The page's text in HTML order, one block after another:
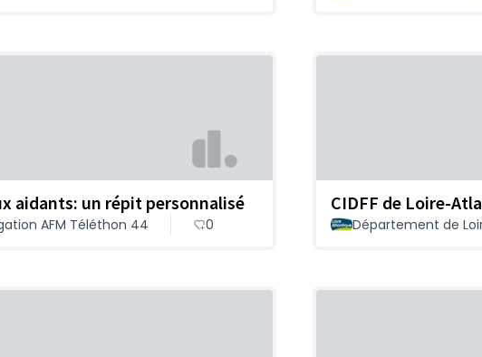
aidants: un répit personnalisé
AFM Téléthon 44 0
CIDFF de Loire-
Département de